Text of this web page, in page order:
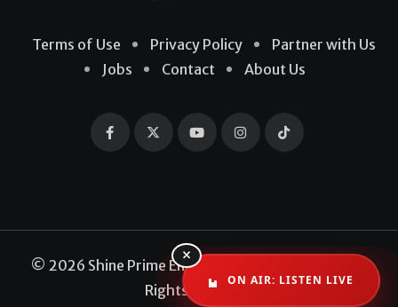
Terms of Use Privacy Policy
Partner with Us
Jobs
Contact About Us
© 2026 Shine Prime Entertainment Production. All
Rights Reserved
×
ON AIR: LISTEN LIVE